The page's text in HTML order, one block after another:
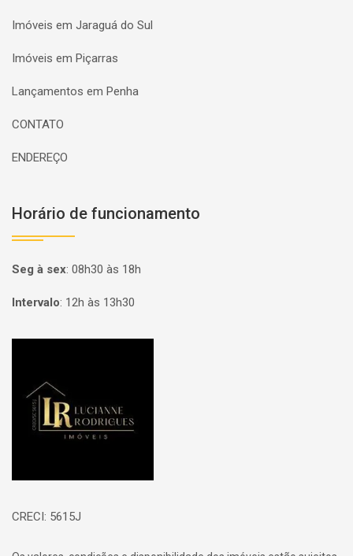
Imóveis em Jaraguá do Sul
Imóveis em Piçarras
Lançamentos em Penha
CONTATO
ENDEREÇO
Horário de funcionamento
Seg à sex: 08h30 às 18h
Intervalo: 12h às 13h30
CRECI: 5615J